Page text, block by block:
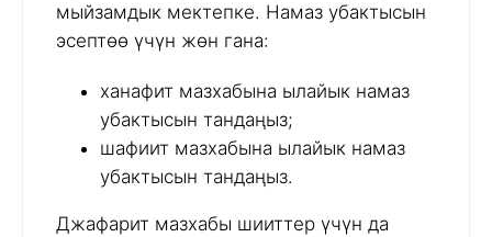
мыйзамдык мектепке. Намаз убактысын
эсептөө үчүн жөн гана:
ханафит мазхабына ылайык намаз
убактысын тандаңыз;
шафиит мазхабына ылайык намаз
убактысын тандаңыз.
Джафарит мазхабы шииттер үчүн да